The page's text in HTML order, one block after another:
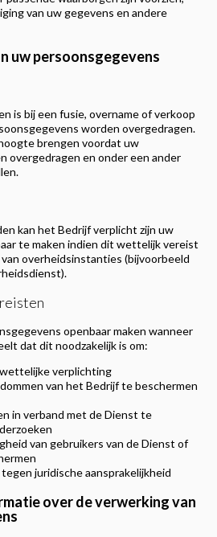
van uw gegevens en andere
uw persoonsgegevens
is bij een fusie, overname of verkoop
worden overgedragen.
brengen voordat uw
overgedragen en onder een ander
kan het Bedrijf verplicht zijn uw
te maken indien dit wettelijk vereist
overheidsinstanties (bijvoorbeeld
openbaar maken wanneer
dat dit noodzakelijk is om:
verplichting
van het Bedrijf te beschermen
in verband met de Dienst te
van gebruikers van de Dienst of
juridische aansprakelijkheid
over de verwerking van